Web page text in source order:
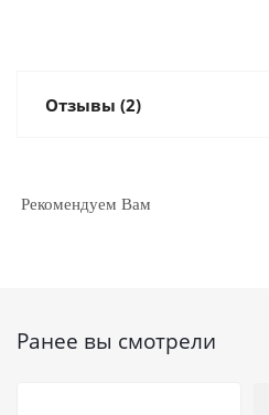
Отзывы (2)
Рекомендуем Вам
Ранее вы смотрели